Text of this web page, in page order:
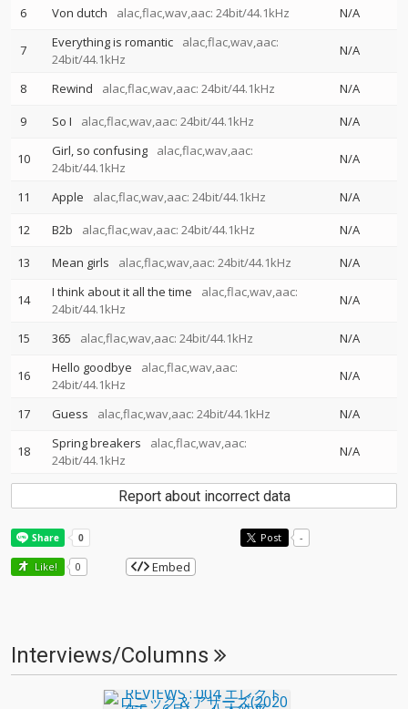
6
Von dutch alac,flac,wav,aac: 24bit/44.1kHz N/A
7 Everything is romantic
alac,flac,wav,aac:
24bit/44.1kHz
N/A
8 Rewind alac,flac,wav,aac: 24bit/44.1kHz
N/A
9
So I alac,flac,wav,aac: 24bit/44.1kHz N/A
10 Girl, so confusing
alac,flac,wav,aac:
24bit/44.1kHz
N/A
11 Apple alac,flac,wav,aac: 24bit/44.1kHz
N/A
12
B2b alac,flac,wav,aac: 24bit/44.1kHz
N/A
13
Mean girls alac,flac,wav,aac: 24bit/44.1kHz N/A
14 I think about it all the time
alac,flac,wav,aac:
24bit/44.1kHz
N/A
15 365 alac,flac,wav,aac: 24bit/44.1kHz N/A
16 Hello goodbye
alac,flac,wav,aac:
24bit/44.1kHz
N/A
17 Guess alac,flac,wav,aac: 24bit/44.1kHz N/A
18 Spring breakers
alac,flac,wav,aac:
24bit/44.1kHz
N/A
Report about incorrect data
Post -
Like! 0 Embed
Interviews/Columns